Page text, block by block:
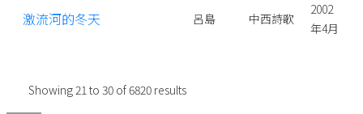
激流河的冬天 呂島 中西詩歌
2002
年4月
Showing21to 30 of6820 results